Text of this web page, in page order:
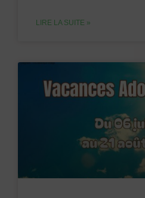
LIRE LA SUITE »